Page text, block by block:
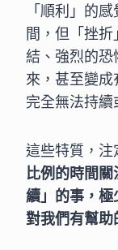
「順利」的
間，但「挫
結、強烈的恐
來，甚至變
完全無法持續
這些特質，注
比例的時間
續」的事，
對我們有幫助